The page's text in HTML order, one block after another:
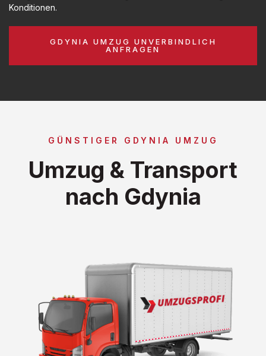
Konditionen.
GDYNIA UMZUG UNVERBINDLICH
ANFRAGEN
GÜNSTIGER GDYNIA UMZUG
Umzug & Transport
nach Gdynia